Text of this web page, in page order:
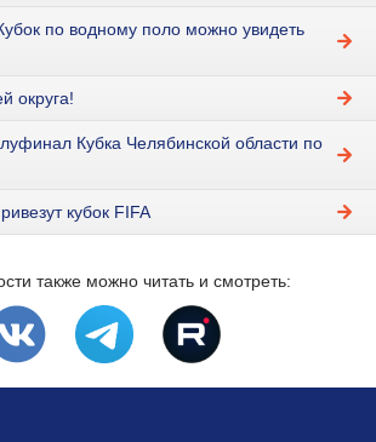
по водному поло можно увидеть
округа!
Кубка Челябинской области по
кубок FIFA
также можно читать и смотреть: